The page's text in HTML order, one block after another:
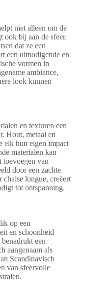
niet alleen om de
ook bij aan de sfeer.
dat ze een
een uitnodigende en
vormen in
ambiance,
look kunnen
en texturen een
Hout, metaal en
elk hun eigen impact
materialen kan
toevoegen van
door een zachte
chaise longue, creëert
tot ontspanning.
op een
en schoonheid
een
aangenaam als
Scandinavisch
van sfeervolle